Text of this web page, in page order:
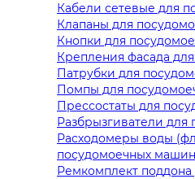
Кабели сетевые для
Клапаны для
Кнопки для
Крепления фасада
Патрубки для
Помпы для
Прессостаты для
Разбрызгиватели
Расходомеры воды
посудомоечных машин
Ремкомплект